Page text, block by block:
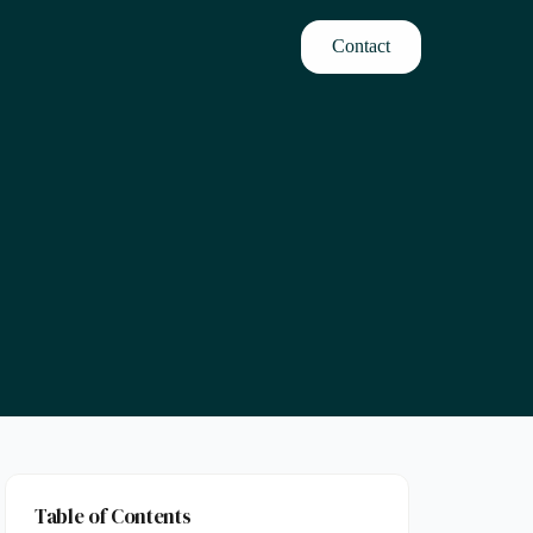
Contact
Table of Contents